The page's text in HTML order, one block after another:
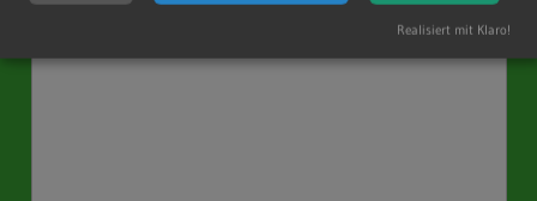
Realisiert mit Klaro!